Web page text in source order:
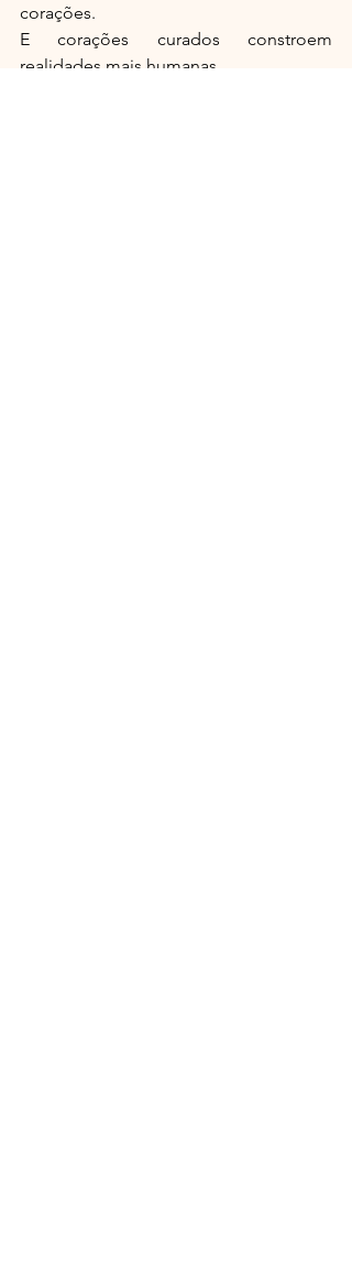
corações.
E corações curados constroem
realidades mais humanas.